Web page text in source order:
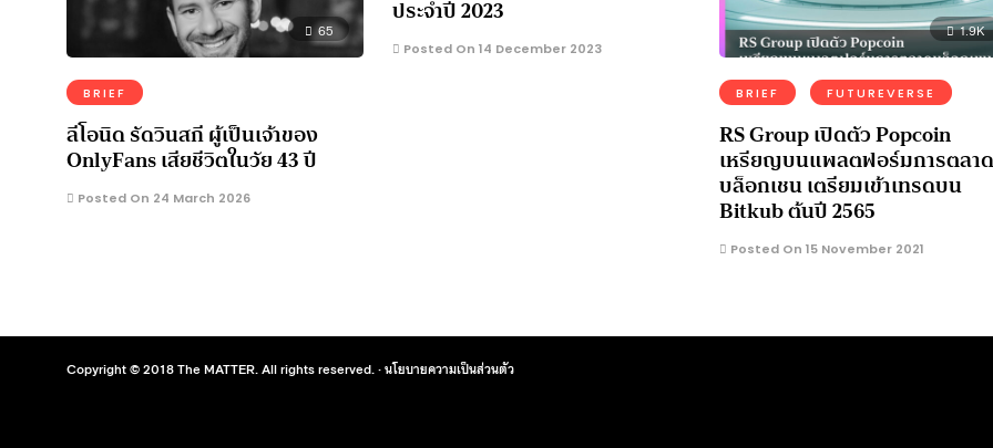
65
BRIEF
ลีโอนิด รัดวินสกี ผู้เป็นเจ้าของ
OnlyFans เสียชีวิตในวัย 43 ปี
Posted On 24 March 2026
ประจำปี 2023
Posted On 14 December 2023
1.9K
BRIEF FUTUREVERSE
RS Group เปิดตัว Popcoin
เหรียญบนแพลตฟอร์มการตลาด
บล็อกเชน เตรียมเข้าเทรดบน
Bitkub ต้นปี 2565
Posted On 15 November 2021
Copyright © 2018 The MATTER. All rights reserved. ·นโยบายความเป็นส่วนตัว